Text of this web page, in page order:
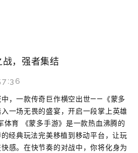
，强者集结
，一款传奇巨作横空出世——《蒙多
一场无畏的盛宴，开启一段掌上英雄
育 《蒙多手游》是一款热血沸腾的
经典玩法完美移植到移动平台，让玩
感。在快节奏的对战中，你将化身为